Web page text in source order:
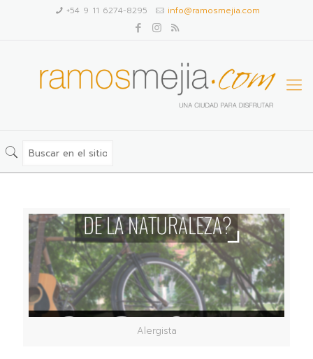
+54 9 11 6274-8295 info@ramosmejia.com
Alergista